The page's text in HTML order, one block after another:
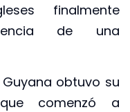
finalmente
de una
Guyana obtuvo su
comenzó a